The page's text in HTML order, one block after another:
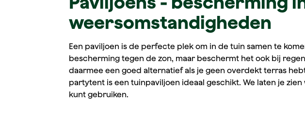
weersomstandigheden
Een paviljoen is de perfecte plek om in de tuin samen te
bescherming tegen de zon, maar beschermt het ook bij
daarmee een goed alternatief als je geen overdekt terras
partytent is een tuinpaviljoen ideaal geschikt. We laten je
kunt gebruiken.